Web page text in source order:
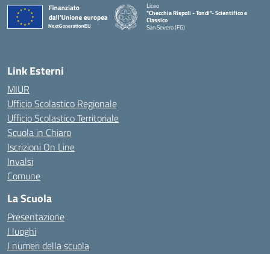
Liceo
"Checchia Rispoli - Tondi"- Scientifico e
Classico
San Severo (FG)
Link Esterni
MIUR
Ufficio Scolastico Regionale
Ufficio Scolastico Territoriale
Scuola in Chiaro
Iscrizioni On Line
Invalsi
Comune
La Scuola
Presentazione
I luoghi
I numeri della scuola